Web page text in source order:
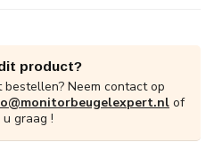
product?
Neem contact op
of
graag !